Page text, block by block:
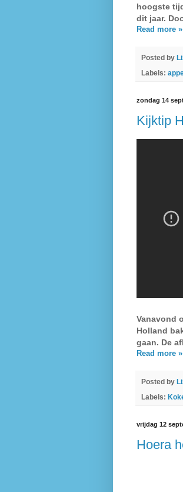
hoogste
dit jaar.
Read more »
Posted by
Labels:
zondag 14
Kijktip
Vanavond
Holland
gaan. De
Read more »
Posted by
Labels:
vrijdag 12
Hoera